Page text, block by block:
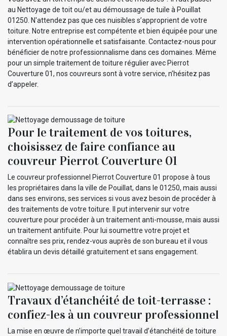
au Nettoyage de toit ou/et au démoussage de tuile à Pouillat
01250. N'attendez pas que ces nuisibles s’approprient de votre
toiture. Notre entreprise est compétente et bien équipée pour une
intervention opérationnelle et satisfaisante. Contactez-nous pour
bénéficier de notre professionnalisme dans ces domaines. Même
pour un simple traitement de toiture régulier avec Pierrot
Couverture 01, nos couvreurs sont à votre service, n’hésitez pas
d’appeler.
Pour le traitement de vos toitures,
choisissez de faire confiance au
couvreur Pierrot Couverture 01
Le couvreur professionnel Pierrot Couverture 01 propose à tous
les propriétaires dans la ville de Pouillat, dans le 01250, mais aussi
dans ses environs, ses services si vous avez besoin de procéder à
des traitements de votre toiture. Il put intervenir sur votre
couverture pour procéder à un traitement anti-mousse, mais aussi
un traitement antifuite. Pour lui soumettre votre projet et
connaître ses prix, rendez-vous auprès de son bureau et il vous
établira un devis détaillé gratuitement et sans engagement.
Travaux d’étanchéité de toit-terrasse :
confiez-les à un couvreur professionnel
La mise en œuvre de n’importe quel travail d’étanchéité de toiture